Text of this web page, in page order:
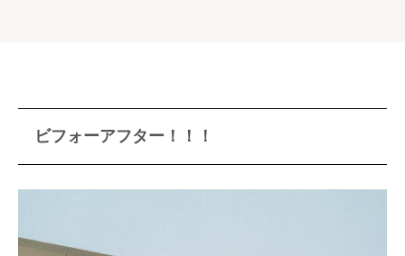
ビフォーアフター！！！